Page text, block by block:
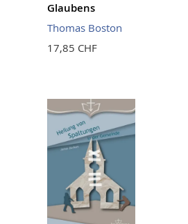
Glaubens
Thomas Boston
17,85 CHF